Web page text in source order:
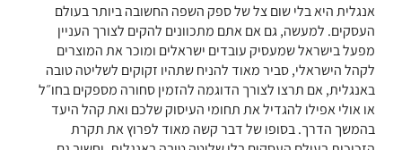
אנגלית היא בלי שום צל של ספק השפה החשובה ביותר בעולם
העסקים. למעשה, גם אם אתם מתכוונים להקים לצורך העניין
מפעל בישראל שמעסיק עובדים ישראלים ומוכר את המוצרים
לקהל הישראלי, סביר מאוד להניח שתהיו זקוקים לשליטה טובה
באנגלית, אם תרצו לצורך הדוגמה להזמין סחורה מספקים בחו״ל
או אולי אפילו להגדיל את תחומי העיסוק שלכם ואת קהל היעד
בהמשך הדרך. בסופו של דבר קשה מאוד לפרוץ את תקרת